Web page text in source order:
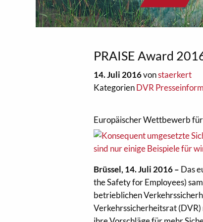
PRAISE Award
14. Juli 2016vonstaerkert
KategorienDVR
Europäischer Wettbewerb
Brüssel, 14. Juli 2016 – Das
the Safety for Employees)
betrieblichen
Verkehrssicherheitsrat